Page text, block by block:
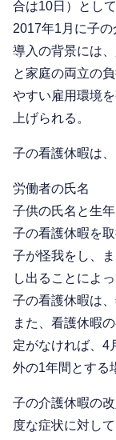
合は10日）とし
2017年1月に子の
導入の背景には
と家庭の両立の
やすい雇用環境
上げられる。
子の看護休暇は、
労働者の氏名
子供の氏名と生年
子の看護休暇を
子が怪我をし、
し出ることによ
子の看護休暇は
また、看護休暇
定がなければ、4
外の1年間とする
子の介護休暇の
度な症状に対し